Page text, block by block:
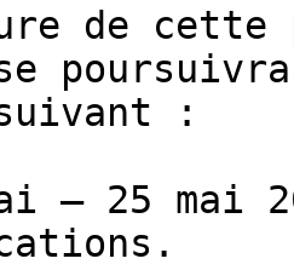
: